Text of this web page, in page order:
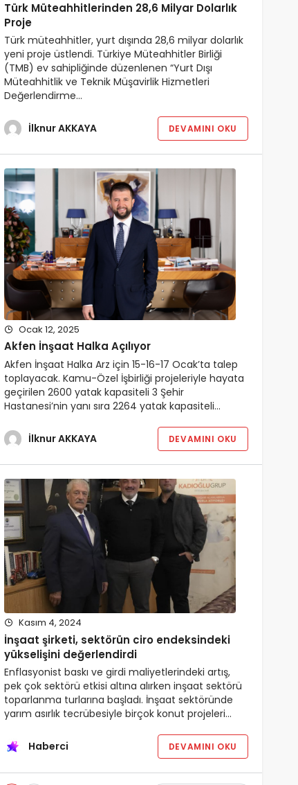
Türk Müteahhitlerinden 28,6 Milyar Dolarlık
Proje
Türk müteahhitler, yurt dışında 28,6 milyar dolarlık
yeni proje üstlendi. Türkiye Müteahhitler Birliği
(TMB) ev sahipliğinde düzenlenen “Yurt Dışı
Müteahhitlik ve Teknik Müşavirlik Hizmetleri
Değerlendirme…
İlknur AKKAYA DEVAMINI OKU
Ocak 12, 2025
Akfen İnşaat Halka Açılıyor
Akfen İnşaat Halka Arz için 15-16-17 Ocak’ta talep
toplayacak. Kamu-Özel İşbirliği projeleriyle hayata
geçirilen 2600 yatak kapasiteli 3 Şehir
Hastanesi’nin yanı sıra 2264 yatak kapasiteli…
İlknur AKKAYA DEVAMINI OKU
Kasım 4, 2024
İnşaat şirketi, sektörün ciro endeksindeki
yükselişini değerlendirdi
Enflasyonist baskı ve girdi maliyetlerindeki artış,
pek çok sektörü etkisi altına alırken inşaat sektörü
toparlanma turlarına başladı. İnşaat sektöründe
yarım asırlık tecrübesiyle birçok konut projeleri…
Haberci DEVAMINI OKU